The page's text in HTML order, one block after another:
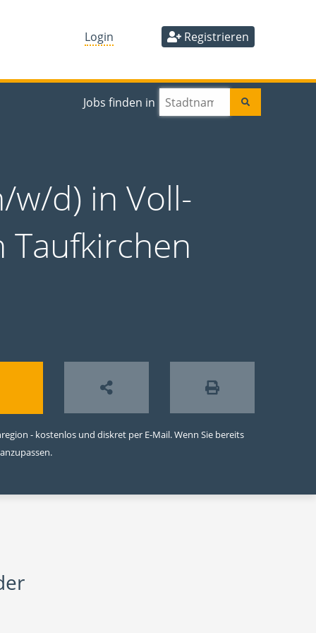
Login Registrieren
Jobs finden in
w/d) in Voll-
- kostenlos und diskret per E-Mail. Wenn Sie bereits